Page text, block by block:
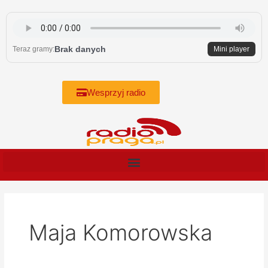
content
Teraz gramy:Brak danych Mini player
Wesprzyj radio
Maja Komorowska